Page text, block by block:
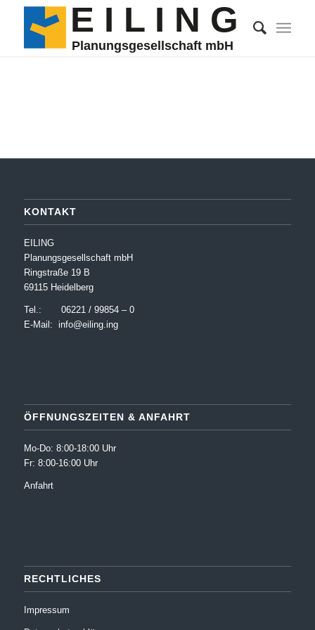
E I L I N G
Planungsgesellschaft mbH
KONTAKT
EILING
Planungsgesellschaft mbH
Ringstraße 19 B
69115 Heidelberg
Tel.: 06221 / 99854 – 0
E-Mail: info@eiling.ing
ÖFFNUNGSZEITEN & ANFAHRT
Mo-Do: 8:00-18:00 Uhr
Fr: 8:00-16:00 Uhr
Anfahrt
RECHTLICHES
Impressum